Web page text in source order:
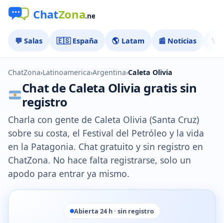
💬 Salas 🇪🇸 España 🌎 Latam 📰 Noticias 🏅
ChatZona›Latinoamerica›Argentina›Caleta Olivia
Chat de Caleta Olivia gratis sin
registro
Charla con gente de Caleta Olivia (Santa Cruz)
sobre su costa, el Festival del Petróleo y la vida
en la Patagonia. Chat gratuito y sin registro en
ChatZona. No hace falta registrarse, solo un
apodo para entrar ya mismo.
Abierta 24 h · sin registro